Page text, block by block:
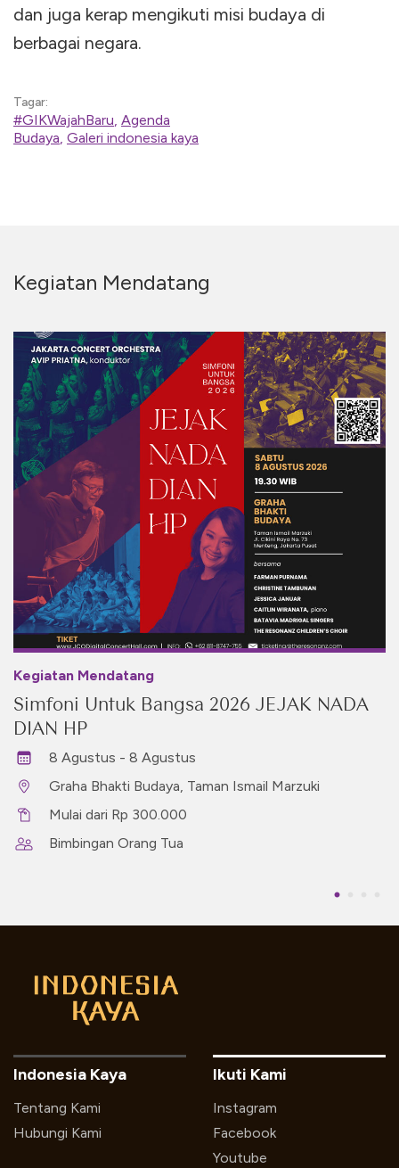
dan juga kerap mengikuti misi budaya di
berbagai negara.
Tagar:
#GIKWajahBaru, Agenda
Budaya, Galeri indonesia kaya
Kegiatan Mendatang
Kegiatan Mendatang
Simfoni Untuk Bangsa 2026 JEJAK NADA
DIAN HP
8 Agustus - 8 Agustus
Graha Bhakti Budaya, Taman Ismail Marzuki
Mulai dari Rp 300.000
Bimbingan Orang Tua
Indonesia Kaya
Tentang Kami
Hubungi Kami
Ikuti Kami
Instagram
Facebook
Youtube